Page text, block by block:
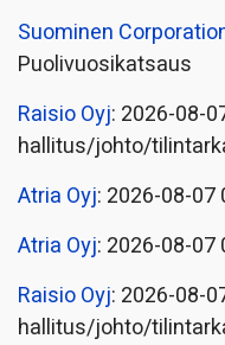
Suominen
Puolivuosikatsaus
Raisio Oyj: 2026-08-
hallitus/johto/
Atria Oyj: 2026-08-07
Atria Oyj: 2026-08-07
Raisio Oyj: 2026-08-
hallitus/johto/